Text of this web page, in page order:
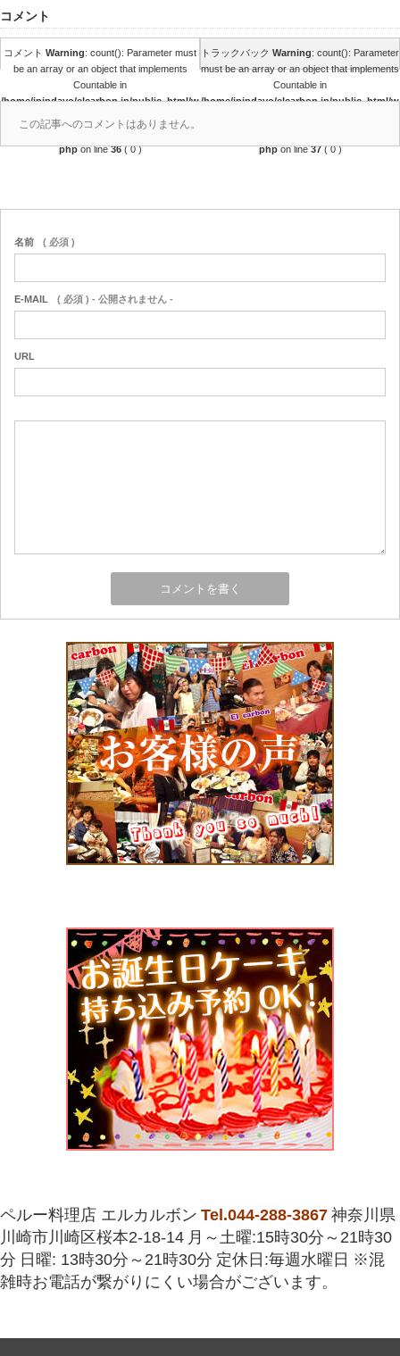
コメント
コメント Warning: count(): Parameter must
be an array or an object that implements
Countable in
/home/jpjpdayo/elcarbon.jp/public_html/w
phpon line36( 0 )
トラックバック Warning: count(): Parameter
must be an array or an object that implements
Countable in
/home/jpjpdayo/elcarbon.jp/public_html/w
phpon line37( 0 )
この記事へのコメントはありません。
名前 ( 必須 )
E-MAIL ( 必須 ) - 公開されません -
URL
ペルー料理店 エルカルボン Tel.044-288-3867 神奈川県
川崎市川崎区桜本2-18-14 月～土曜:15時30分～21時30
分 日曜: 13時30分～21時30分 定休日:毎週水曜日 ※混
雑時お電話が繋がりにくい場合がございます。